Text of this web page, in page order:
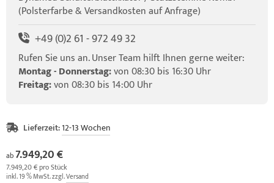
(Polsterfarbe & Versandkosten auf Anfrage)
+49 (0)2 61 - 972 49 32
Rufen Sie uns an. Unser Team hilft Ihnen gerne weiter:
Montag - Donnerstag:von 08:30 bis 16:30 Uhr
Freitag:von 08:30 bis 14:00 Uhr
Lieferzeit:12-13 Wochen
ab7.949,20 €
7.949,20 € pro Stück
inkl. 19 % MwSt. zzgl.Versand